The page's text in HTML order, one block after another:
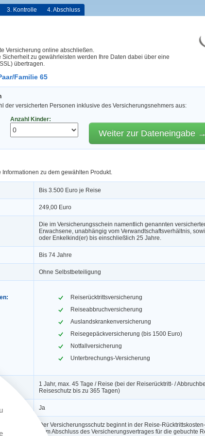
3. Kontrolle 4. Abschluss
Versicherung online abschließen.
Sicherheit zu gewährleisten werden Ihre Daten dabei über eine
übertragen.
Familie 65
der versicherten Personen inklusive des Versicherungsnehmers aus:
Anzahl Kinder:
Weiter zur Dateneingabe
zu dem gewählten Produkt.
Bis 3.500 Euro je Reise
249,00 Euro
Die im Versicherungsschein namentlich genannten
Erwachsene, unabhängig vom Verwandtschaftsverhältnis,
oder Enkelkind(er) bis einschließlich 25 Jahre.
Bis 74 Jahre
Ohne Selbstbeteiligung
Reiserücktrittsversicherung
Reiseabbruchversicherung
Auslandskrankenversicherung
Reisegepäckversicherung (bis 1500 Euro)
Notfallversicherung
Unterbrechungs-Versicherung
1 Jahr, max. 45 Tage / Reise (bei der Reiserücktritt- /
Reiseschutz bis zu 365 Tagen)
Ja
Der Versicherungsschutz beginnt in der Reise-
dem Abschluss des Versicherungsvertrages für die gebuchte